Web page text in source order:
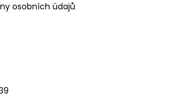
osobních údajů